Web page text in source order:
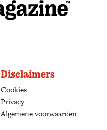
Disclaimers
Cookies
Privacy
Algemene voorwaarden